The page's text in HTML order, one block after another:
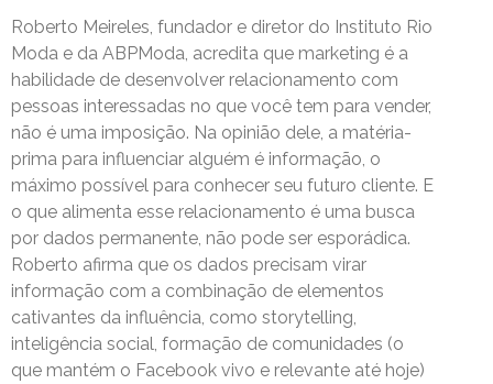
Roberto Meireles, fundador e diretor do Instituto Rio
Moda e da ABPModa, acredita que marketing é a
habilidade de desenvolver relacionamento com
pessoas interessadas no que você tem para vender,
não é uma imposição. Na opinião dele, a matéria-
prima para influenciar alguém é informação, o
máximo possível para conhecer seu futuro cliente. E
o que alimenta esse relacionamento é uma busca
por dados permanente, não pode ser esporádica.
Roberto afirma que os dados precisam virar
informação com a combinação de elementos
cativantes da influência, como storytelling,
inteligência social, formação de comunidades (o
que mantém o Facebook vivo e relevante até hoje)